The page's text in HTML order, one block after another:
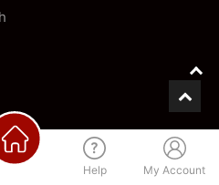
Help My Account